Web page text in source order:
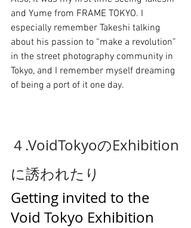
and Yume from FRAME TOKYO. I
especially remember Takeshi talking
about his passion to “make a revolution”
in the street photography community in
Tokyo, and I remember myself dreaming
of being a port of it one day.
４.VoidTokyoのExhibition
に誘われたり
Getting invited to the
Void Tokyo Exhibition